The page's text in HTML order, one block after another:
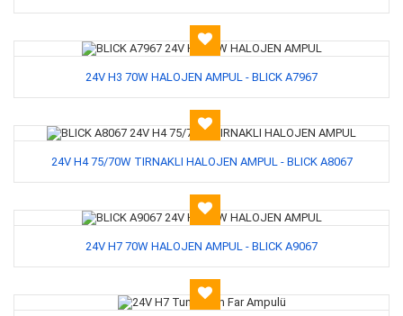
24V H3 70W HALOJEN AMPUL - BLICK A7967
24V H4 75/70W TIRNAKLI HALOJEN AMPUL - BLICK A8067
24V H7 70W HALOJEN AMPUL - BLICK A9067